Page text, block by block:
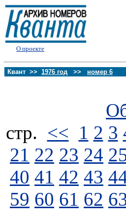
О проекте
Квант >> 1976 год >> номер 6
стp. << 1 2 3
21 22 23 24
40 41 42 43
59 60 61 62